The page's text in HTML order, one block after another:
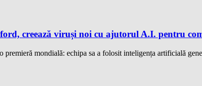
creează viruși noi cu ajutorul A.I. pentru
mondială: echipa sa a folosit inteligența artificială